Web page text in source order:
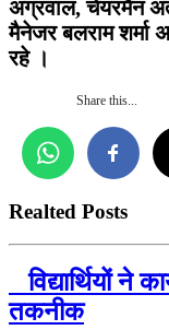
अग्रवाल, चेयरमैन
मैनेजर बलराम शर्मा
रहे ।
Share this...
Realted Posts
विद्यार्थियों ने
तकनीक